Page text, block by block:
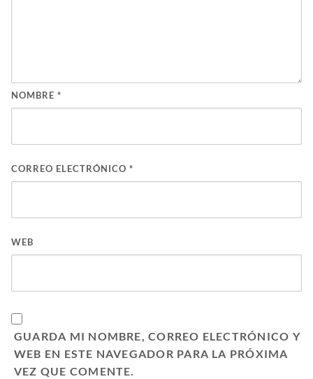
NOMBRE *
CORREO ELECTRÓNICO *
WEB
GUARDA MI NOMBRE, CORREO ELECTRÓNICO Y
WEB EN ESTE NAVEGADOR PARA LA PRÓXIMA
VEZ QUE COMENTE.